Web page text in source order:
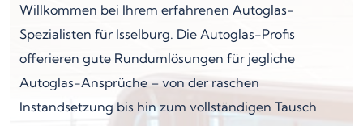
Willkommen bei Ihrem erfahrenen Autoglas-
Spezialisten für Isselburg. Die Autoglas-Profis
offerieren gute Rundumlösungen für jegliche
Autoglas-Ansprüche – von der raschen
Instandsetzung bis hin zum vollständigen Tausch